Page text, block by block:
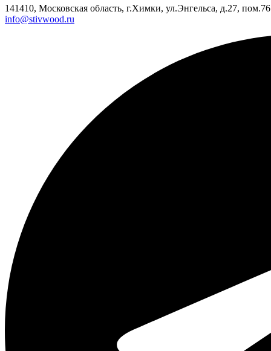
141410, Московская область, г.Химки, ул.Энгельса, д.27,
info@stivwood.ru